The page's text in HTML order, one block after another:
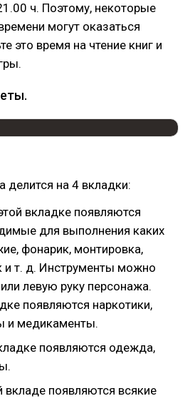
ч. Поэтому, некоторые
могут оказаться
это время на чтение книг и
делится на 4 вкладки:
вкладке появляются
для выполнения каких
фонарик, монтировка,
и т. д. Инструменты можно
левую руку персонажа.
появляются наркотики,
и медикаменты.
появляются одежда,
вкладе появляются всякие